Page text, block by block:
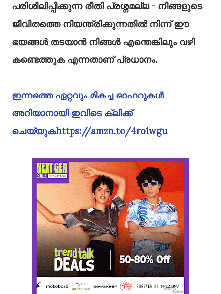
പരിശീലിപ്പിക്കുന്ന രീതി പ്രശ്നമല്ല - നിങ്ങളുടെ
ജീവിതത്തെ നിയന്ത്രിക്കുന്നതിൽ നിന്ന് ഈ
ഭയങ്ങൾ തടയാൻ നിങ്ങൾ എന്തെങ്കിലും വഴി
കണ്ടെത്തുക എന്നതാണ് പ്രധാനം.
ഇന്നത്തെ ഏറ്റവും മികച്ച ഓഫറുകൾ
അറിയാനായി ഇവിടെ ക്ലിക്ക്
ചെയ്യുകhttps://amzn.to/4ro1wgu